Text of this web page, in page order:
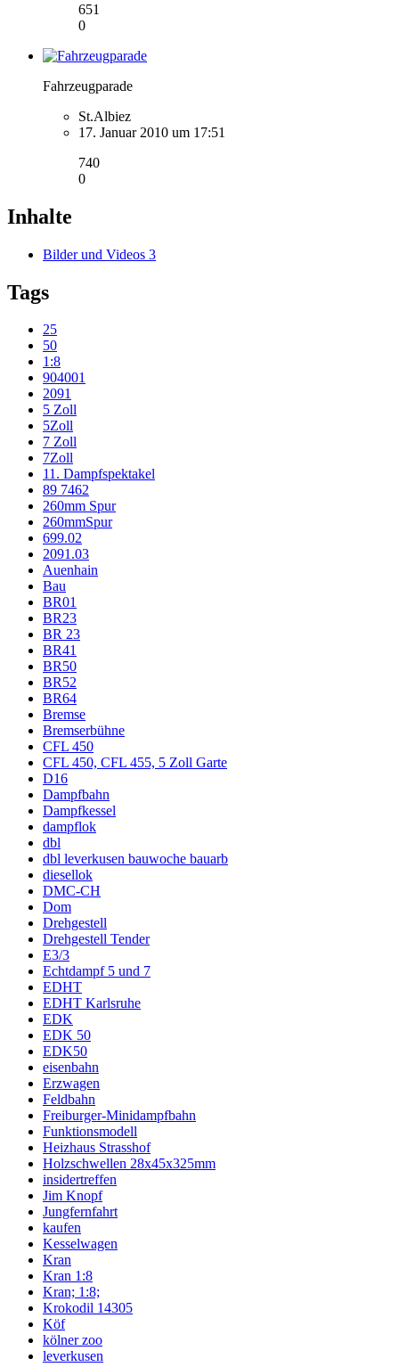
651
0
Fahrzeugparade
St.Albiez
17. Januar 2010 um 17:51
740
0
Inhalte
Bilder und Videos 3
Tags
25
50
1:8
904001
2091
5 Zoll
5Zoll
7 Zoll
7Zoll
11. Dampfspektakel
89 7462
260mm Spur
260mmSpur
699.02
2091.03
Auenhain
Bau
BR01
BR23
BR 23
BR41
BR50
BR52
BR64
Bremse
Bremserbühne
CFL 450
CFL 450, CFL 455, 5 Zoll Garte
D16
Dampfbahn
Dampfkessel
dampflok
dbl
dbl leverkusen bauwoche bauarb
diesellok
DMC-CH
Dom
Drehgestell
Drehgestell Tender
E3/3
Echtdampf 5 und 7
EDHT
EDHT Karlsruhe
EDK
EDK 50
EDK50
eisenbahn
Erzwagen
Feldbahn
Freiburger-Minidampfbahn
Funktionsmodell
Heizhaus Strasshof
Holzschwellen 28x45x325mm
insidertreffen
Jim Knopf
Jungfernfahrt
kaufen
Kesselwagen
Kran
Kran 1:8
Kran; 1:8;
Krokodil 14305
Köf
kölner zoo
leverkusen